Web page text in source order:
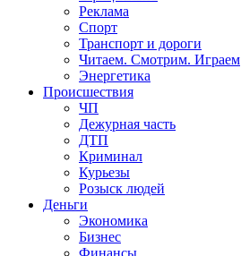
Реклама
Спорт
Транспорт и дороги
Читаем. Смотрим. Играем
Энергетика
Происшествия
ЧП
Дежурная часть
ДТП
Криминал
Курьезы
Розыск людей
Деньги
Экономика
Бизнес
Финансы